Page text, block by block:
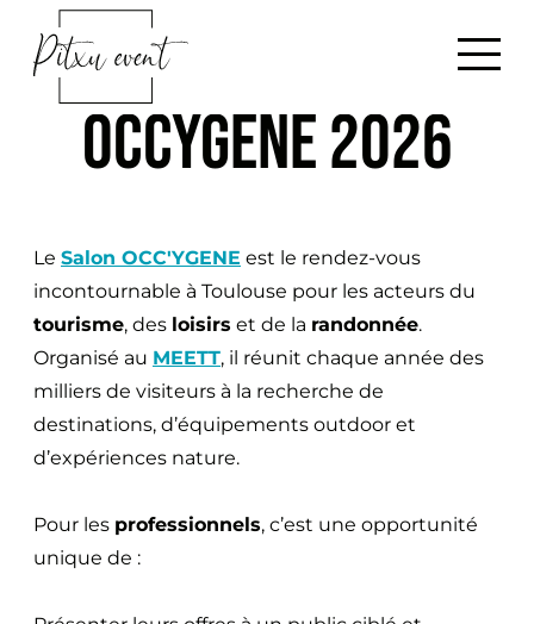
a
e
OCCYGENE 2026
Le Salon OCC'YGENE est le rendez-vous
incontournable à Toulouse pour les acteurs du
tourisme, des loisirs et de la randonnée.
Organisé au MEETT, il réunit chaque année des
milliers de visiteurs à la recherche de
destinations, d’équipements outdoor et
d’expériences nature.
Pour les professionnels, c’est une opportunité
unique de :